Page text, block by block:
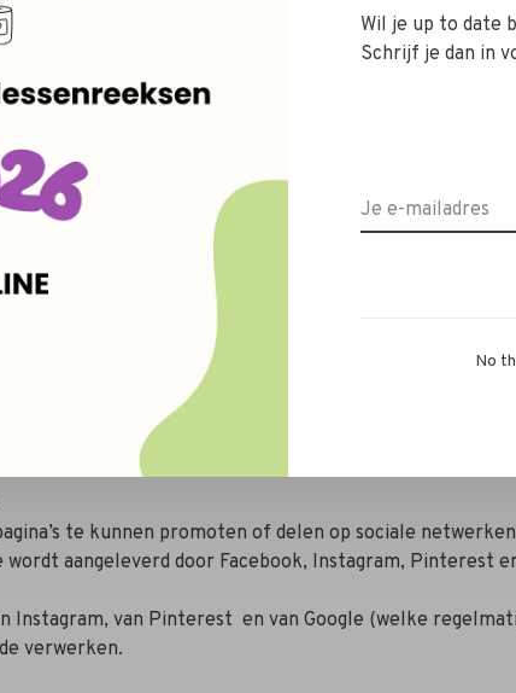
BTW.
Kleine onderneming onderworpen aan de
op de harde schijf van uw computer geplaatst
Deze mini-bestandjes of cookies worden niet
u toe dat u het gebruik van cookies verhindert, dat u
van uw harde schijf verwijdert. Raadpleeg hiervoor de
om bij te houden hoe gebruikers de website
overgebracht naar en door Google opgeslagen
privacybeleid van Google Analytics.
hoe onze website gebruikt wordt, om rapporten
indien Google hiertoe wettelijk wordt verplicht, of voor
te kunnen promoten of delen op sociale
aangeleverd door Facebook, Instagram, Pinterest
Instagram, van Pinterest en van Google (welke
verwerken.
Wil je up to date
Schrijf je dan in
No